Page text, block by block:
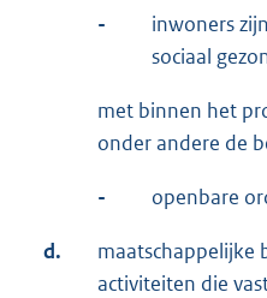
-
inwoners
sociaal
met binnen het
onder andere de
- openbare
d.
maatschappelijke
activiteiten die